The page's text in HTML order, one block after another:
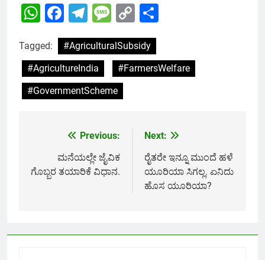
WhatsApp
Facebook
Telegram
Message
Copy
Link
Tagged:
#AgriculturalSubsidy
#AgricultureIndia
#FarmersWelfare
#GovernmentScheme
navigation
Previous:
ಮನೆಯಲ್ಲೇ ಜೈವಿಕ
ಗೊಬ್ಬರ ತಯಾರಿಕೆ ವಿಧಾನ.
Next:
ರೈತರೇ ಇನ್ನೂ ಮುಂದೆ ಹಳೆ
ಯೂರಿಯಾ ಸಿಗಲ್ಲ. ಏನಿದು
ಹೊಸ ಯೂರಿಯಾ?